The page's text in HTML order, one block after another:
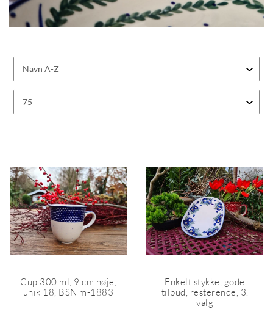
Cup 300 ml, 9 cm høje,
unik 18, BSN m-1883
Enkelt stykke, gode
tilbud, resterende, 3.
valg